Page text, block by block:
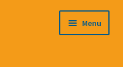
Menu